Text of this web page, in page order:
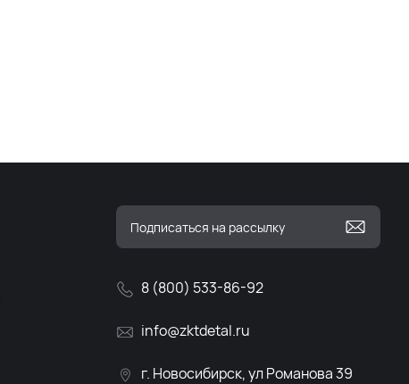
8 (800) 533-86-92
info@zktdetal.ru
г. Новосибирск, ул Романова 39